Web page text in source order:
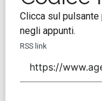
Clicca sul pulsante
negli appunti.
RSS link